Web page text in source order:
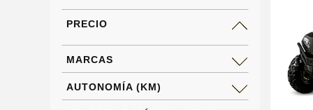
PRECIO
MARCAS
AUTONOMÍA (KM)